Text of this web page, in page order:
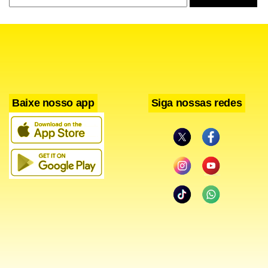
“Acho que não chega a tanto (20 mil), mas 10 mil é um
número razoável. O problema é que por ser uma doença
de contaminação viral, as pessoas acham que podem se
Baixe nosso app Siga nossas redes